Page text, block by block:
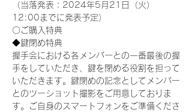
（当落発表：2024年5月21日（火）
12:00までに発表予定）
〇ご購入特典
◆鍵閉め特典
握手会における各メンバーとの一番最後の握
手をしていただき、鍵を閉める役割を担って
いただきます。鍵閉めの記念としてメンバー
とのツーショット撮影をご用意しておりま
す。ご自身のスマートフォンをご準備くださ